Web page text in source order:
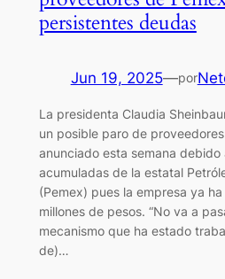
persistentes deudas
Jun 19, 2025—por
La presidenta Claudia
un posible paro de
anunciado esta semana debido
acumuladas de la estatal
(Pemex) pues la empresa ya
millones de pesos. “No va a
mecanismo que ha estado
de)…